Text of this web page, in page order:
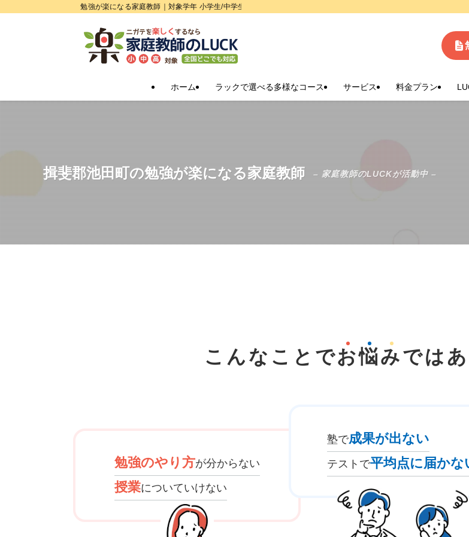
勉強が楽になる家庭教師｜対象学年 小学生/中学生/高校生
ホーム ラックで選べる多様なコース サービス 料金プラン
揖斐郡池田町の勉強が楽になる家庭教師 – 家庭教師のLUCKが活動中 –
こんなことでお悩みでは
勉強のやり方が分からない
授業についていけない
塾で成果が出ない
テストで平均点に届かな